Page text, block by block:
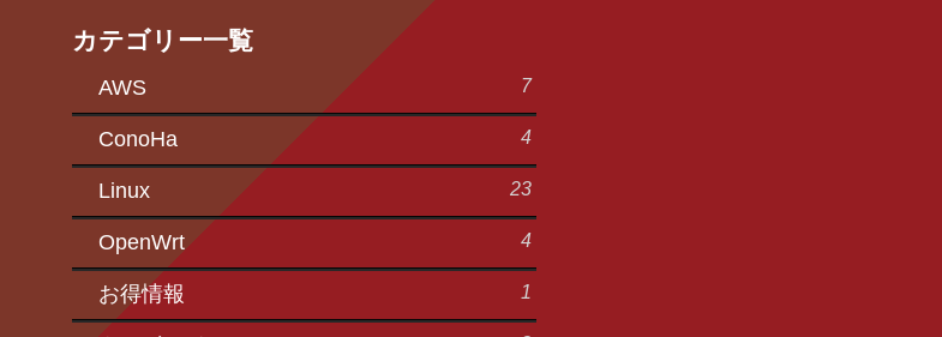
カテゴリー一覧
AWS 7
ConoHa 4
Linux 23
OpenWrt 4
お得情報 1